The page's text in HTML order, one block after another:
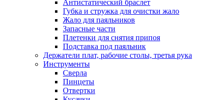
Антистатический браслет
Губка и стружка для очистки жало
Жало для паяльников
Запасные части
Плетенки для снятия припоя
Подставка под паяльник
Держатели плат, рабочие столы, третья рука
Инструменты
Сверла
Пинцеты
Отвертки